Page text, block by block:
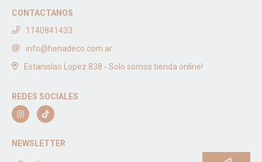
CONTACTANOS
1140841433
info@henadeco.com.ar
Estanislao Lopez 838 - Solo somos tienda online!
REDES SOCIALES
NEWSLETTER